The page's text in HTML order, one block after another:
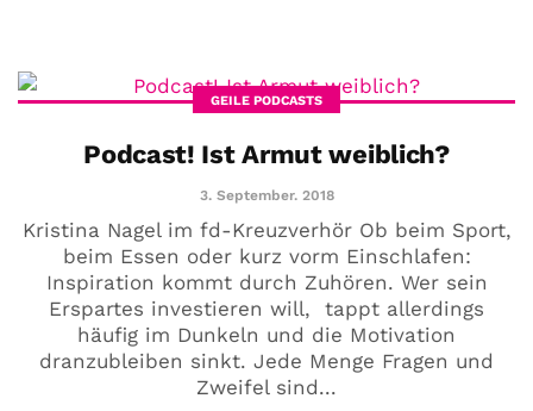
GEILE PODCASTS
Podcast! Ist Armut weiblich?
3. September. 2018
Kristina Nagel im fd-Kreuzverhör Ob beim Sport,
beim Essen oder kurz vorm Einschlafen:
Inspiration kommt durch Zuhören. Wer sein
Erspartes investieren will, tappt allerdings
häufig im Dunkeln und die Motivation
dranzubleiben sinkt. Jede Menge Fragen und
Zweifel sind...